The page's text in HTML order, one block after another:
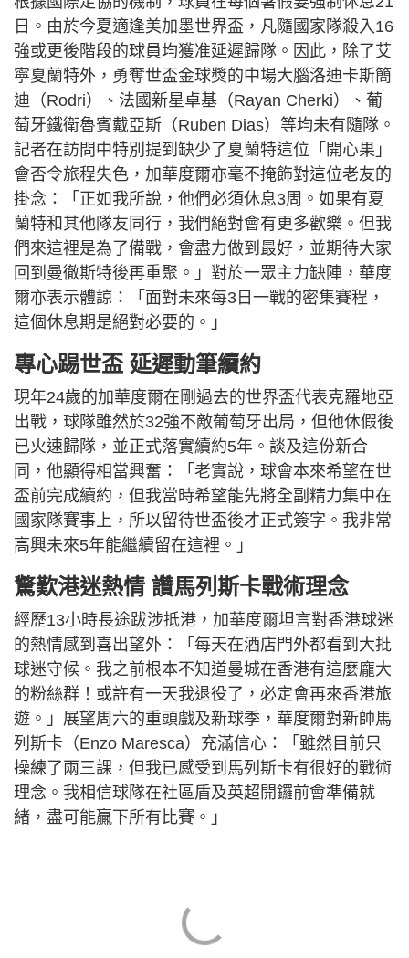
日。由於今夏適逢美加墨世界盃，凡隨國家隊殺入16
強或更後階段的球員均獲准延遲歸隊。因此，除了艾
寧夏蘭特外，勇奪世盃金球獎的中場大腦洛迪卡斯簡
迪（Rodri）、法國新星卓基（Rayan Cherki）、葡
萄牙鐵衛魯賓戴亞斯（Ruben Dias）等均未有隨隊。
記者在訪問中特別提到缺少了夏蘭特這位「開心果」
會否令旅程失色，加華度爾亦毫不掩飾對這位老友的
掛念：「正如我所說，他們必須休息3周。如果有夏
蘭特和其他隊友同行，我們絕對會有更多歡樂。但我
們來這裡是為了備戰，會盡力做到最好，並期待大家
回到曼徹斯特後再重聚。」對於一眾主力缺陣，華度
爾亦表示體諒：「面對未來每3日一戰的密集賽程，
這個休息期是絕對必要的。」
專心踢世盃 延遲動筆續約
現年24歲的加華度爾在剛過去的世界盃代表克羅地亞
出戰，球隊雖然於32強不敵葡萄牙出局，但他休假後
已火速歸隊，並正式落實續約5年。談及這份新合
同，他顯得相當興奮：「老實說，球會本來希望在世
盃前完成續約，但我當時希望能先將全副精力集中在
國家隊賽事上，所以留待世盃後才正式簽字。我非常
高興未來5年能繼續留在這裡。」
驚歎港迷熱情 讚馬列斯卡戰術理念
經歷13小時長途跋涉抵港，加華度爾坦言對香港球迷
的熱情感到喜出望外：「每天在酒店門外都看到大批
球迷守候。我之前根本不知道曼城在香港有這麼龐大
的粉絲群！或許有一天我退役了，必定會再來香港旅
遊。」展望周六的重頭戲及新球季，華度爾對新帥馬
列斯卡（Enzo Maresca）充滿信心：「雖然目前只
操練了兩三課，但我已感受到馬列斯卡有很好的戰術
理念。我相信球隊在社區盾及英超開鑼前會準備就
緒，盡可能贏下所有比賽。」